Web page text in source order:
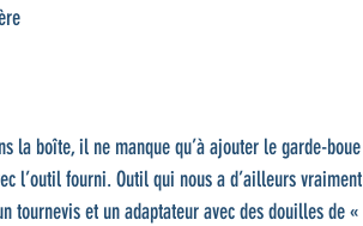
la boîte, il ne manque qu’à ajouter le garde-
l’outil fourni. Outil qui nous a d’ailleurs
et un adaptateur avec des douilles de «